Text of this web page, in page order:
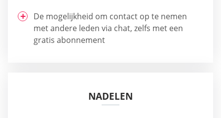
De mogelijkheid om contact op te nemen
met andere leden via chat, zelfs met een
gratis abonnement
NADELEN